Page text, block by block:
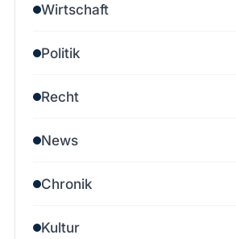
Wirtschaft
Politik
Recht
News
Chronik
Kultur